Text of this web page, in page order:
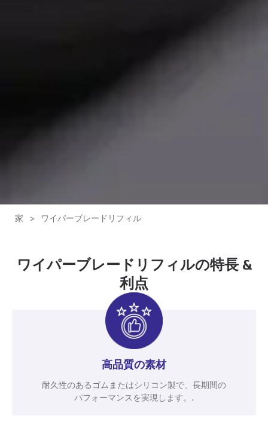
家 > ワイパーブレードリフィル
ワイパーブレードリフィルの特長 &
利点
高品質の素材
耐久性のあるゴムまたはシリコン製で、長期間の
パフォーマンスを実現します。.